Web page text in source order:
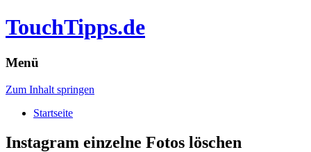
TouchTipps.de
Menü
Zum Inhalt springen
Startseite
Instagram einzelne Fotos löschen